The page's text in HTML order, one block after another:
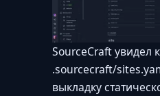
SourceCraft увидел
.sourcecraft/
выкладку